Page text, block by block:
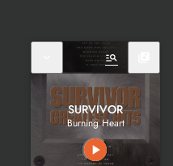
manage_search
SURVIVOR
Burning Heart
play_arrow